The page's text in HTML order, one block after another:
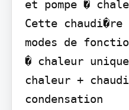
et pompe �
Cette
modes de
� chaleur
chaleur +
condensation